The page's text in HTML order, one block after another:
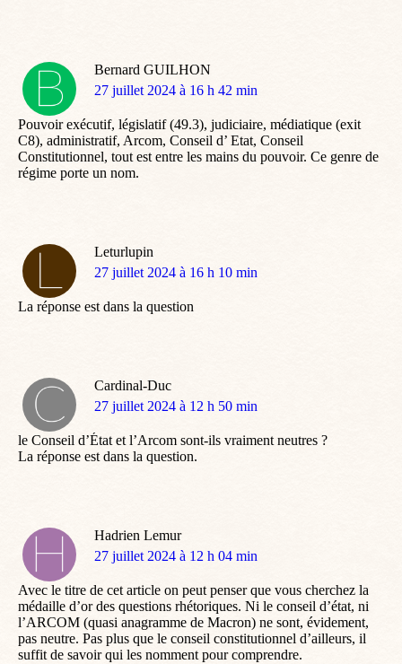
Bernard GUILHON
dit
27 juillet 2024 à 16 h 42 min
Pouvoir exécutif, législatif (49.3), judiciaire, médiatique (exit
C8), administratif, Arcom, Conseil d’ Etat, Conseil
Constitutionnel, tout est entre les mains du pouvoir. Ce genre de
régime porte un nom.
Leturlupin
dit
27 juillet 2024 à 16 h 10 min
La réponse est dans la question
Cardinal-Duc
dit
27 juillet 2024 à 12 h 50 min
le Conseil d’État et l’Arcom sont-ils vraiment neutres ?
La réponse est dans la question.
Hadrien Lemur
dit
27 juillet 2024 à 12 h 04 min
Avec le titre de cet article on peut penser que vous cherchez la
médaille d’or des questions rhétoriques. Ni le conseil d’état, ni
l’ARCOM (quasi anagramme de Macron) ne sont, évidement,
pas neutre. Pas plus que le conseil constitutionnel d’ailleurs, il
suffit de savoir qui les nomment pour comprendre.